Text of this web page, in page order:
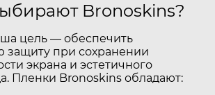
Bronoskins?
цель — обеспечить
защиту при сохранении
экрана и эстетичного
Пленки Bronoskins обладают: